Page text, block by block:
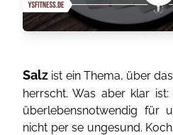
Salz ist ein Thema, über
herrscht. Was aber klar
überlebensnotwendig für
nicht per se ungesund.